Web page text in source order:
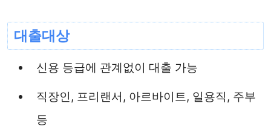
대출대상
신용 등급에 관계없이 대출 가능
직장인, 프리랜서, 아르바이트, 일용직, 주부
등